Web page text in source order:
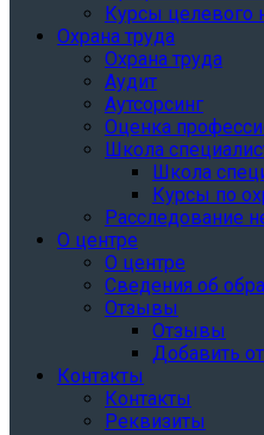
Курсы целевого
Охрана труда
Охрана труда
Аудит
Аутсорсинг
Оценка
Школа
Школа
Курсы по
Расследование
О центре
О центре
Сведения об
Отзывы
Отзывы
Добавить
Контакты
Контакты
Реквизиты